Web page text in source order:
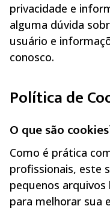
privacidade e
alguma dúvida
usuário e
conosco.
Política de
O que são
Como é prática
profissionais, este
pequenos
para melhorar sua